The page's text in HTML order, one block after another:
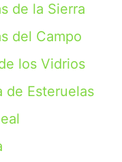
de la Sierra
del Campo
los Vidrios
de Esteruelas